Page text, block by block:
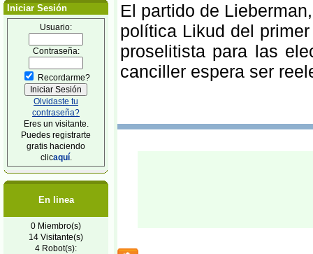
Iniciar Sesión
Usuario:
Contraseña:
Recordarme?
Olvidaste tu
contraseña?
Eres un visitante.
Puedes registrarte
gratis haciendo
clicaquí.
En linea
0 Miembro(s)
14 Visitante(s)
4 Robot(s):
El partido de
política Likud del
proselitista para las
canciller espera ser